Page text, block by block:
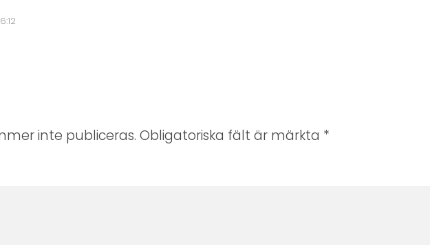
inte publiceras. Obligatoriska fält är märkta *